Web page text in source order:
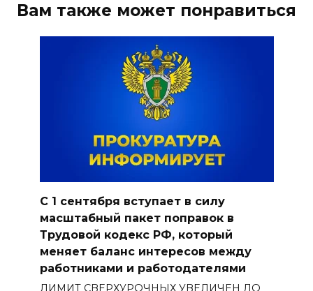
Вам также может понравиться
С 1 сентября вступает в силу
масштабный пакет поправок в
Трудовой кодекс РФ, который
меняет баланс интересов между
работниками и работодателями